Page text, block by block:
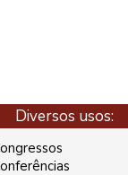
Diversos usos: